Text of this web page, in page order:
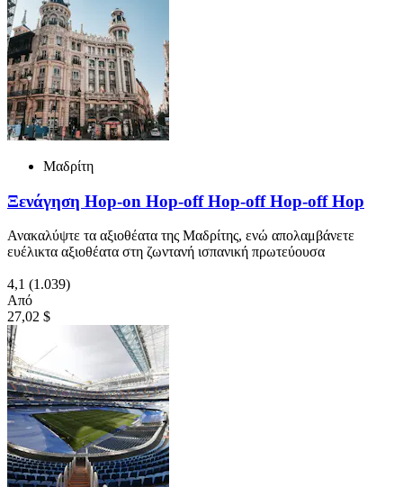
Μαδρίτη
Ξενάγηση Hop-on Hop-off Hop-off Hop-off Hop
Ανακαλύψτε τα αξιοθέατα της Μαδρίτης, ενώ απολαμβάνετε
ευέλικτα αξιοθέατα στη ζωντανή ισπανική πρωτεύουσα
4,1 (1.039)
Από
27,02 $